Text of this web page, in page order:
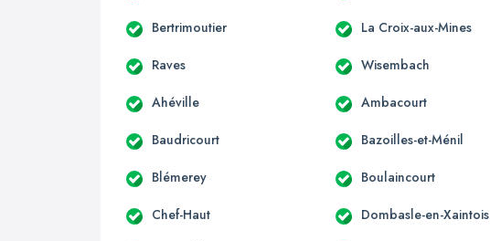
Bertrimoutier La Croix-aux-Mines
Raves Wisembach
Ahéville Ambacourt
Baudricourt Bazoilles-et-Ménil
Blémerey Boulaincourt
Chef-Haut Dombasle-en-Xaintois